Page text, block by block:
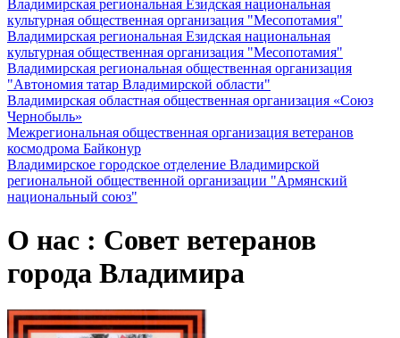
Владимирская региональная Езидская национальная
культурная общественная организация "Месопотамия"
Владимирская региональная Езидская национальная
культурная общественная организация "Месопотамия"
Владимирская региональная общественная организация
"Автономия татар Владимирской области"
Владимирская областная общественная организация «Союз
Чернобыль»
Межрегиональная общественная организация ветеранов
космодрома Байконур
Владимирское городское отделение Владимирской
региональной общественной организации "Армянский
национальный союз"
О нас : Совет ветеранов
города Владимира